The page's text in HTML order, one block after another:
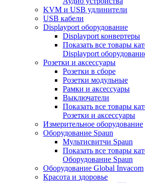
KVM и USB удлинители
USB кабели
Displayport оборудование
Displayport конвертеры
Показать все товары
Displayport
Розетки и аксессуары
Розетки в сборе
Розетки модульные
Рамки и аксессуары
Выключатели
Показать все товары
Розетки и аксессуары
Измерительное оборудование
Оборудование Spaun
Мультисвитчи Spaun
Показать все товары
Оборудование Spaun
Оборудование Global Invacom
Красота и здоровье